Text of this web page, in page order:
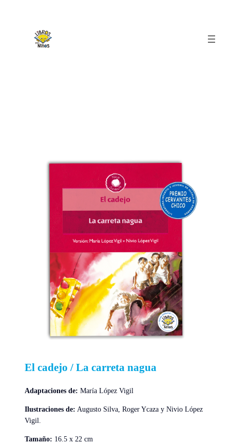
El cadejo / La carreta nagua
Adaptaciones de: María López Vigil
Ilustraciones de: Augusto Silva, Roger Ycaza y Nivio López
Vigil.
Tamaño: 16.5 x 22 cm